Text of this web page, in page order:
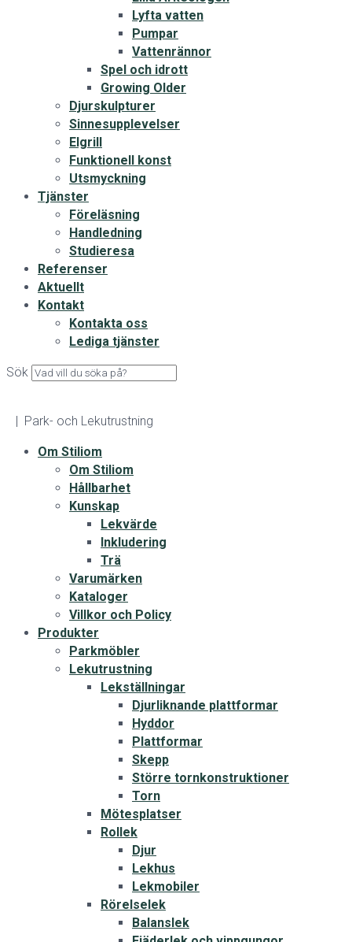
Lyfta vatten
Pumpar
Vattenrännor
Spel och idrott
Growing Older
Djurskulpturer
Sinnesupplevelser
Elgrill
Funktionell konst
Utsmyckning
Tjänster
Föreläsning
Handledning
Studieresa
Referenser
Aktuellt
Kontakt
Kontakta oss
Lediga tjänster
Sök
| Park- och Lekutrustning
Om Stiliom
Om Stiliom
Hållbarhet
Kunskap
Lekvärde
Inkludering
Trä
Varumärken
Kataloger
Villkor och Policy
Produkter
Parkmöbler
Lekutrustning
Lekställningar
Djurliknande plattformar
Hyddor
Plattformar
Skepp
Större tornkonstruktioner
Torn
Mötesplatser
Rollek
Djur
Lekhus
Lekmobiler
Rörelselek
Balanslek